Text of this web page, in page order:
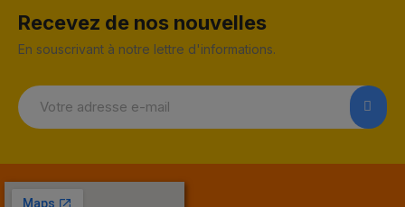
Recevez de nos nouvelles
En souscrivant à notre lettre d'informations.